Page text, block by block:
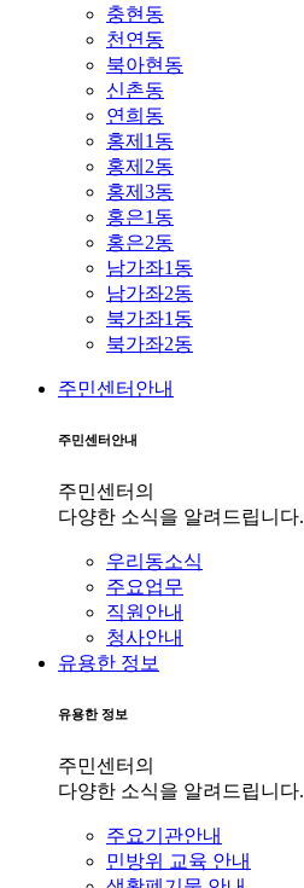
충현동
천연동
북아현동
신촌동
연희동
홍제1동
홍제2동
홍제3동
홍은1동
홍은2동
남가좌1동
남가좌2동
북가좌1동
북가좌2동
주민센터안내
주민센터안내
주민센터의
다양한 소식을 알려드립니다.
우리동소식
주요업무
직원안내
청사안내
유용한 정보
유용한 정보
주민센터의
다양한 소식을 알려드립니다.
주요기관안내
민방위 교육 안내